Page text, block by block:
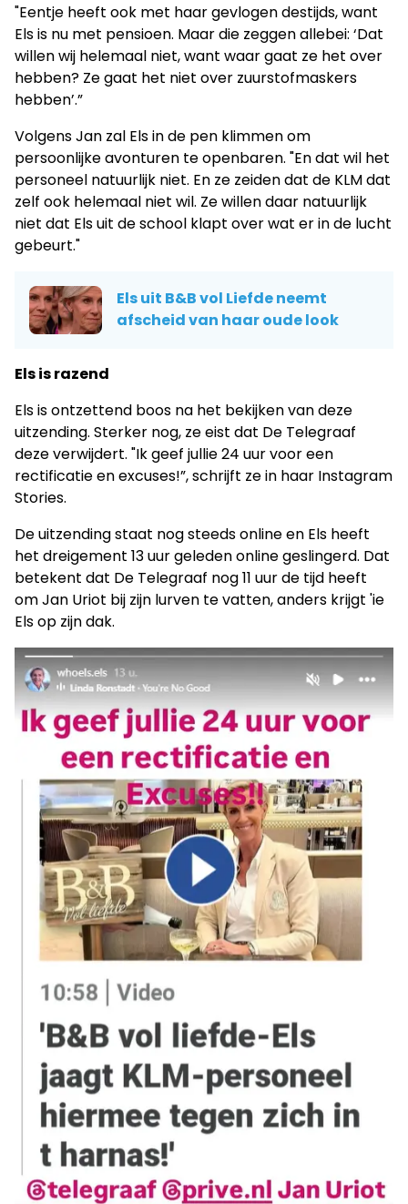
"Eentje heeft ook met haar gevlogen destijds, want
Els is nu met pensioen. Maar die zeggen allebei: ‘Dat
willen wij helemaal niet, want waar gaat ze het over
hebben? Ze gaat het niet over zuurstofmaskers
hebben’.”
Volgens Jan zal Els in de pen klimmen om
persoonlijke avonturen te openbaren. "En dat wil het
personeel natuurlijk niet. En ze zeiden dat de KLM dat
zelf ook helemaal niet wil. Ze willen daar natuurlijk
niet dat Els uit de school klapt over wat er in de lucht
gebeurt."
Els uit B&B vol Liefde neemt
afscheid van haar oude look
Els is razend
Els is ontzettend boos na het bekijken van deze
uitzending. Sterker nog, ze eist dat De Telegraaf
deze verwijdert. "Ik geef jullie 24 uur voor een
rectificatie en excuses!”, schrijft ze in haar Instagram
Stories.
De uitzending staat nog steeds online en Els heeft
het dreigement 13 uur geleden online geslingerd. Dat
betekent dat De Telegraaf nog 11 uur de tijd heeft
om Jan Uriot bij zijn lurven te vatten, anders krijgt 'ie
Els op zijn dak.